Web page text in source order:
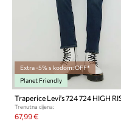
Extra -5% s kodom: OFF*
Planet Friendly
Trenutna cijena:
67,99 €